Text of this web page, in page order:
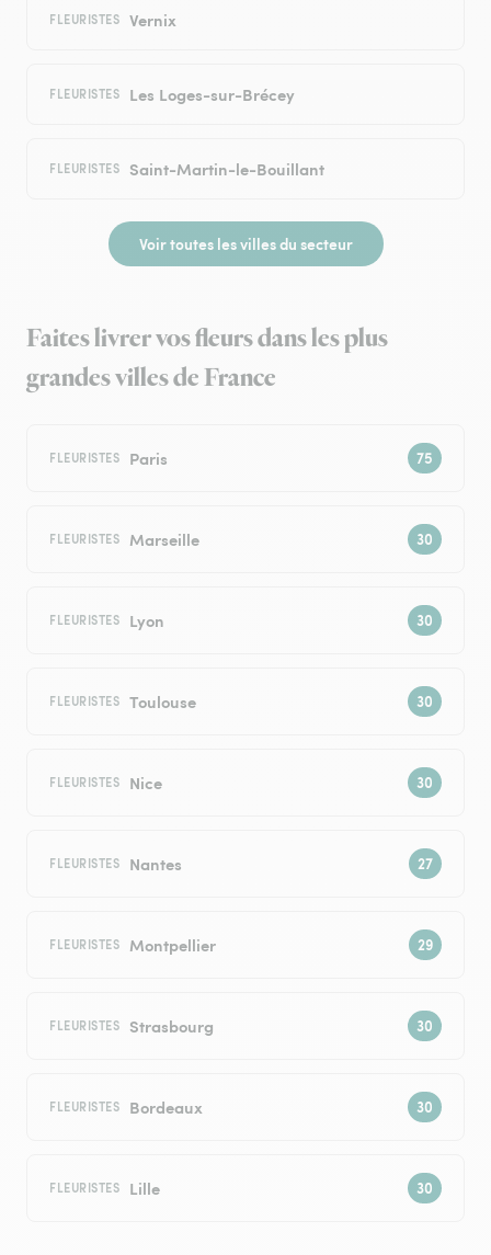
FLEURISTES Vernix
FLEURISTES Les Loges-sur-Brécey
FLEURISTES Saint-Martin-le-Bouillant
Voir toutes les villes du secteur
Faites livrer vos fleurs dans les plus
grandes villes de France
FLEURISTES Paris
FLEURISTES Marseille
FLEURISTES Lyon
FLEURISTES Toulouse
FLEURISTES Nice
FLEURISTES Nantes
FLEURISTES Montpellier
FLEURISTES Strasbourg
FLEURISTES Bordeaux
FLEURISTES Lille